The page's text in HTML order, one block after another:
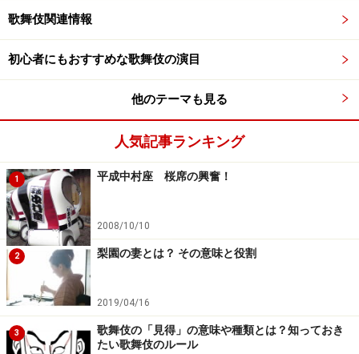
歌舞伎関連情報
初心者にもおすすめな歌舞伎の演目
他のテーマも見る
人気記事ランキング
1 平成中村座 桜席の興奮！
2008/10/10
2 梨園の妻とは？ その意味と役割
2019/04/16
3
歌舞伎の「見得」の意味や種類とは？知っておき
たい歌舞伎のルール